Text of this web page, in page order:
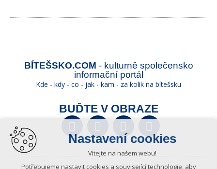
BÍTEŠSKO.COM - kulturně společensko
informační portál
Kde - kdy - co - jak - kam - za kolik na bítešsku
BUĎTE V OBRAZE
Nastavení cookies
Vítejte na našem webu!
Potřebujeme nastavit cookies a související technologie, aby